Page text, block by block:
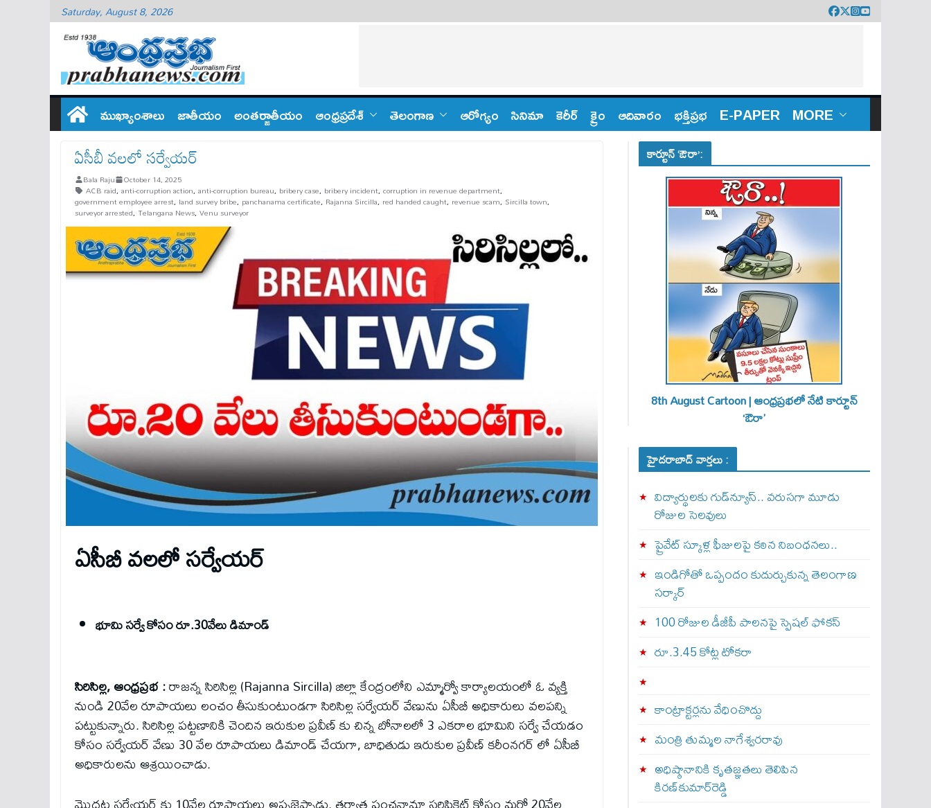
Saturday, August 8, 2026
ముఖ్యాంశాలు జాతీయం అంతర్జాతీయం ఆంధ్ర‌ప్ర‌దేశ్ తెలంగాణ‌ ఆరోగ్యం సినిమా కెరీర్ క్రైం ఆదివారం భక్తిప్రభ E-PAPER MORE
ఏసీబీ వలలో సర్వేయర్
Bala Raju October 14, 2025
ACB raid, anti-corruption action, anti-corruption bureau, bribery case, bribery incident, corruption in revenue department,
government employee arrest, land survey bribe, panchanama certificate, Rajanna Sircilla, red handed caught, revenue scam, Sircilla town,
surveyor arrested, Telangana News, Venu surveyor
ఏసీబీ వలలో సర్వేయర్
భూమి సర్వే కోసం రూ.30వేలు డిమాండ్
సిరిసిల్ల, ఆంధ్రప్రభ :రాజన్న సిరిసిల్ల (Rajanna Sircilla) జిల్లా కేంద్రంలోని ఎమ్మార్వో కార్యాలయంలో ఓ వ్యక్తి
నుండి 20వేల రూపాయలు లంచం తీసుకుంటుండగా సిరిసిల్ల సర్వేయర్ వేణును ఏసీబీ అధికారులు వలపన్ని
పట్టుకున్నారు. సిరిసిల్ల పట్టణానికి చెందిన ఇరుకుల ప్రవీణ్ కు చిన్న బోనాలలో 3 ఎకరాల భూమిని సర్వే చేయడం
కోసం సర్వేయర్ వేణు 30 వేల రూపాయలు డిమాండ్ చేయగా, బాధితుడు ఇరుకుల ప్రవీణ్ కరీంనగర్ లో ఏసీబీ
అధికారులను ఆశ్రయించాడు.
కార్టూన్ ‘ఔరా’:
8th August Cartoon | ఆంధ్రప్రభలో నేటి కార్టూన్
‘ఔరా’
హైదరాబాద్ వార్తలు :
విద్యార్థులకు గుడ్‌న్యూస్.. వరుసగా మూడు
రోజుల సెలవులు
ప్రైవేట్ స్కూళ్ల ఫీజులపై కఠిన నిబంధనలు..
ఇండిగోతో ఒప్పందం కుదుర్చుకున్న తెలంగాణ
స‌ర్కార్
100 రోజుల డీజీపీ పాలనపై స్పెషల్ ఫోకస్
రూ.3.45 కోట్ల టోకరా
కాంట్రాక్టర్లను వేధించొద్దు
మంత్రి తుమ్మల నాగేశ్వరరావు
అధిష్ఠానానికి కృతజ్ఞతలు తెలిపిన
కిరణ్‌కుమార్‌రెడ్డి